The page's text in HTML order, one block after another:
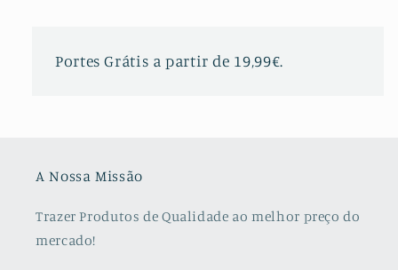
Portes Grátis a partir de 19,99€.
A Nossa Missão
Trazer Produtos de Qualidade ao melhor preço do
mercado!